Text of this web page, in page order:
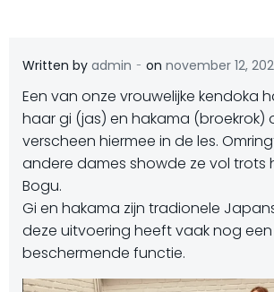
Written by admin - on november 12,
Een van onze vrouwelijke kendoka
haar gi (jas) en hakama (broekrok)
verscheen hiermee in de les.
andere dames showde ze vol trots
Bogu.
Gi en hakama zijn tradionele
deze uitvoering heeft vaak nog
beschermende functie.